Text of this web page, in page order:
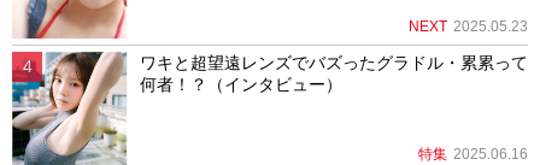
NEXT 2025.05.23
ワキと超望遠レンズでバズったグラドル・累累って
何者！？（インタビュー）
特集 2025.06.16